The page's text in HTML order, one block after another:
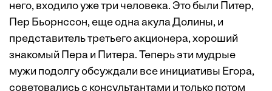
него, входило уже три человека. Это были Питер,
Пер Бьорнссон, еще одна акула Долины, и
представитель третьего акционера, хороший
знакомый Пера и Питера. Теперь эти мудрые
мужи подолгу обсуждали все инициативы Егора,
советовались с консультантами и только потом